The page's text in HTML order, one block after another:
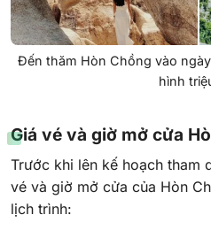
Đến thăm Hòn Chồng vào
hình
Giá vé và giờ mở cửa
Trước khi lên kế hoạch tham
vé và giờ mở cửa của Hòn
lịch trình: